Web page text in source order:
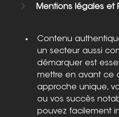
Mentions légales et
Contenu
un secteur aussi
démarquer est
mettre en avant ce
approche unique,
ou vos succès
pouvez facilement